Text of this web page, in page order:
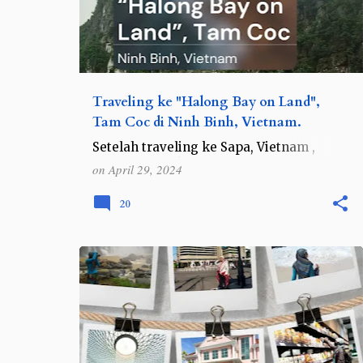
Traveling ke "Halong Bay on Land",
Tam Coc di Ninh Binh, Vietnam.
Setelah traveling ke Sapa, Vietnam ,
destinasi berikutnya adalah traveling
menyusuri kota kecil Tam Coc. Kota ini
menjadi salah satu destinasi kami atas
rekomendasi dari Rahma yan…
onApril 29, 2024
20
TIPS DAN TRIK